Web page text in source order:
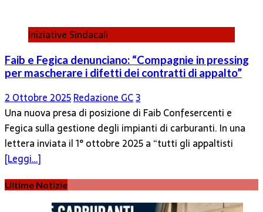
Iniziative Sindacali
Faib e Fegica denunciano: “Compagnie in pressing
per mascherare i difetti dei contratti di appalto”
2 Ottobre 2025Redazione GC3
Una nuova presa di posizione di Faib Confesercenti e
Fegica sulla gestione degli impianti di carburanti. In una
lettera inviata il 1° ottobre 2025 a “tutti gli appaltisti
[Leggi…]
Ultime Notizie